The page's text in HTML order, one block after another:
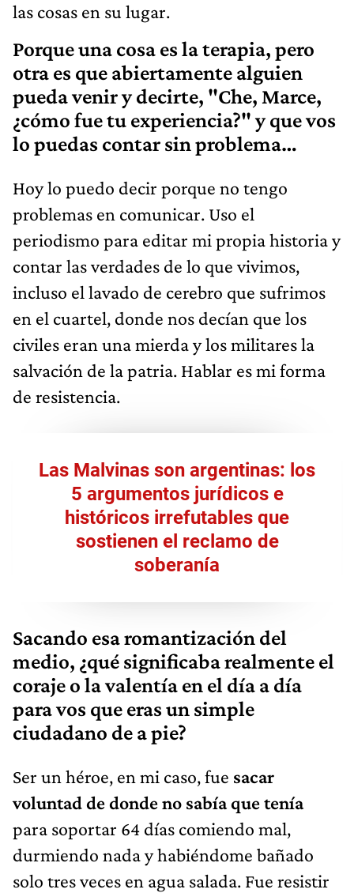
las cosas en su lugar.
Porque una cosa es la terapia, pero
otra es que abiertamente alguien
pueda venir y decirte, "Che, Marce,
¿cómo fue tu experiencia?" y que vos
lo puedas contar sin problema…
Hoy lo puedo decir porque no tengo
problemas en comunicar. Uso el
periodismo para editar mi propia historia y
contar las verdades de lo que vivimos,
incluso el lavado de cerebro que sufrimos
en el cuartel, donde nos decían que los
civiles eran una mierda y los militares la
salvación de la patria. Hablar es mi forma
de resistencia.
Las Malvinas son argentinas: los
5 argumentos jurídicos e
históricos irrefutables que
sostienen el reclamo de
soberanía
Sacando esa romantización del
medio, ¿qué significaba realmente el
coraje o la valentía en el día a día
para vos que eras un simple
ciudadano de a pie?
Ser un héroe, en mi caso, fue sacar
voluntad de donde no sabía que tenía
para soportar 64 días comiendo mal,
durmiendo nada y habiéndome bañado
solo tres veces en agua salada. Fue resistir